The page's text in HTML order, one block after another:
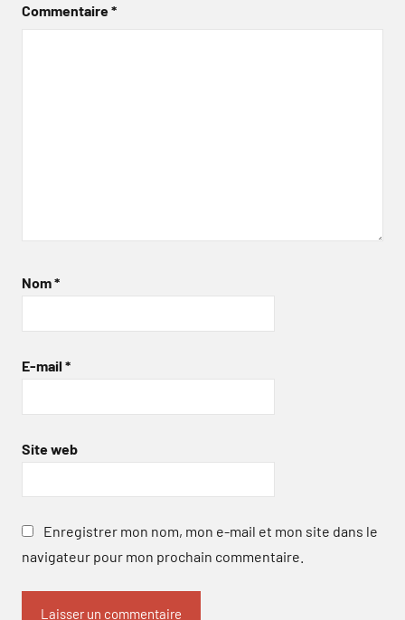
Commentaire*
Nom*
E-mail *
Site web
Enregistrer mon nom, mon e-mail et mon site dans le
navigateur pour mon prochain commentaire.